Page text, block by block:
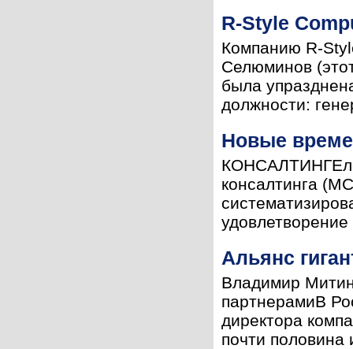
R-Style
Компанию R-
Селюминов
была
должности:
Новые
консалтинга
Альянс
Владимир
партнерамиВ
директора
почти половина